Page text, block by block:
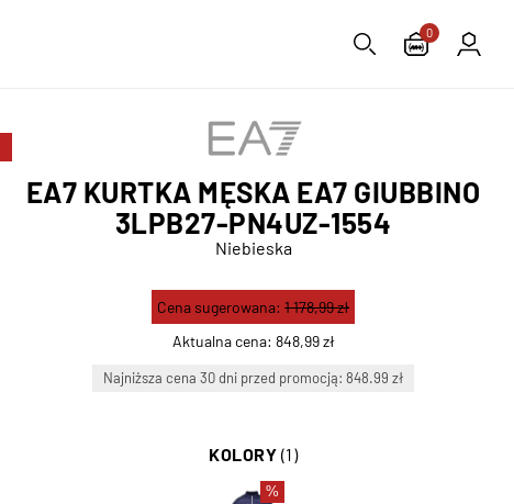
0
EA7 KURTKA MĘSKA EA7 GIUBBINO
3LPB27-PN4UZ-1554
Niebieska
Aktualna cena: 848,99 zł
Cena sugerowana:1 178,99 zł
Najniższa cena 30 dni przed promocją: 848.99 zł
KOLORY (1)
%